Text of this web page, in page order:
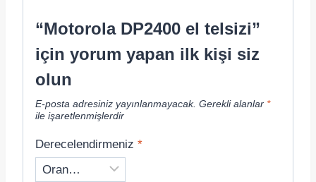
“Motorola DP2400 el telsizi”
için yorum yapan ilk kişi siz
olun
E-posta adresiniz yayınlanmayacak. Gerekli alanlar *
ile işaretlenmişlerdir
Derecelendirmeniz *